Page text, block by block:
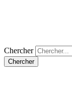
Chercher
Chercher